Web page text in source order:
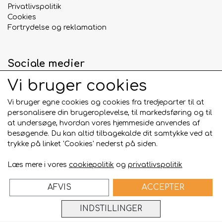
Privatlivspolitik
Cookies
Fortrydelse og reklamation
Sociale medier
Betalingskort
Bygget på ideal.shop
Vi bruger cookies
Vi bruger egne cookies og cookies fra tredjeparter til at
personalisere din brugeroplevelse, til markedsføring og til
at undersøge, hvordan vores hjemmeside anvendes af
besøgende. Du kan altid tilbagekalde dit samtykke ved at
trykke på linket 'Cookies' nederst på siden.
Læs mere i vores cookiepolitik og privatlivspolitik
INDSTILLINGER
AFVIS ACCEPTER